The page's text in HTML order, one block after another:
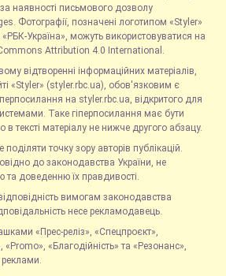
наявності письмового дозволу
Фотографії, позначені логотипом «Styler»
Україна», можуть використовуватися на
Commons Attribution 4.0 International.
відтворенні інформаційних матеріалів,
«Styler» (styler.rbc.ua), обов'язковим є
на styler.rbc.ua, відкритого для
Таке гіперпосилання має бути
в тексті матеріалу не нижче другого абзацу.
точку зору авторів публікацій.
до законодавства України, не
та доведенню їх правдивості.
відповідність вимогам законодавства
несе рекламодавець.
«Прес-реліз», «Спецпроєкт»,
«Promo», «Благодійність» та «Резонанс»,